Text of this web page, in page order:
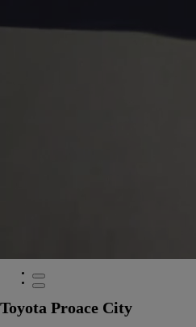
Toyota Proace City